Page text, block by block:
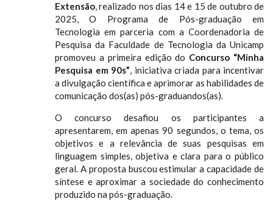
Extensão, realizado nos dias 14 e 15 de outubro de
2025, O Programa de Pós-graduação em
Tecnologia em parceria com a Coordenadoria de
Pesquisa da Faculdade de Tecnologia da Unicamp
promoveu a primeira edição do Concurso “Minha
Pesquisa em 90s”, iniciativa criada para incentivar
a divulgação científica e aprimorar as habilidades de
comunicação dos(as) pós-graduandos(as).
O concurso desafiou os participantes a
apresentarem, em apenas 90 segundos, o tema, os
objetivos e a relevância de suas pesquisas em
linguagem simples, objetiva e clara para o público
geral. A proposta buscou estimular a capacidade de
síntese e aproximar a sociedade do conhecimento
produzido na pós-graduação.